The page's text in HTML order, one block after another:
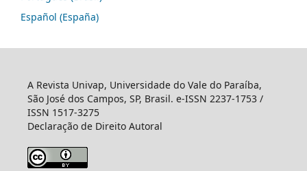
Español (España)
A Revista Univap, Universidade do Vale do Paraíba,
São José dos Campos, SP, Brasil. e-ISSN 2237-1753 /
ISSN 1517-3275
Declaração de Direito Autoral